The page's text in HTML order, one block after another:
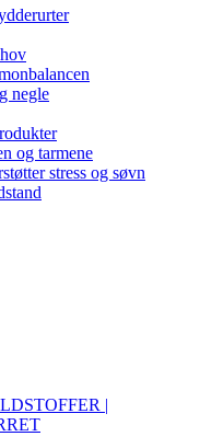
negle
og tarmene
stress og søvn
|